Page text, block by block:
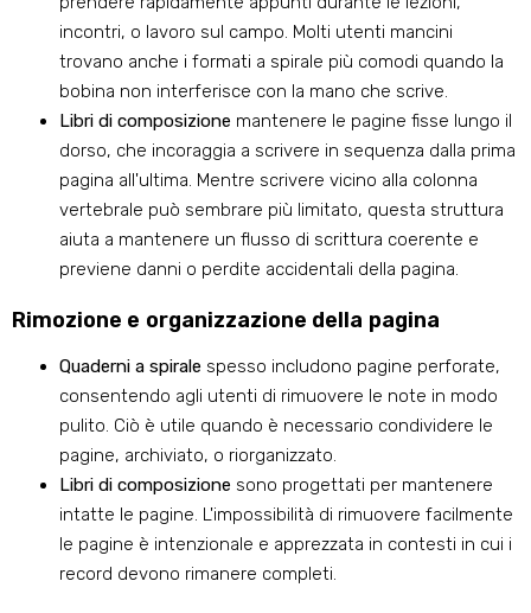
incontri, o lavoro sul campo. Molti utenti mancini
trovano anche i formati a spirale più comodi quando la
bobina non interferisce con la mano che scrive.
Libri di composizione mantenere le pagine fisse lungo il
dorso, che incoraggia a scrivere in sequenza dalla prima
pagina all'ultima. Mentre scrivere vicino alla colonna
vertebrale può sembrare più limitato, questa struttura
aiuta a mantenere un flusso di scrittura coerente e
previene danni o perdite accidentali della pagina.
Rimozione e organizzazione della pagina
Quaderni a spirale spesso includono pagine perforate,
consentendo agli utenti di rimuovere le note in modo
pulito. Ciò è utile quando è necessario condividere le
pagine, archiviato, o riorganizzato.
Libri di composizione sono progettati per mantenere
intatte le pagine. L'impossibilità di rimuovere facilmente
le pagine è intenzionale e apprezzata in contesti in cui i
record devono rimanere completi.